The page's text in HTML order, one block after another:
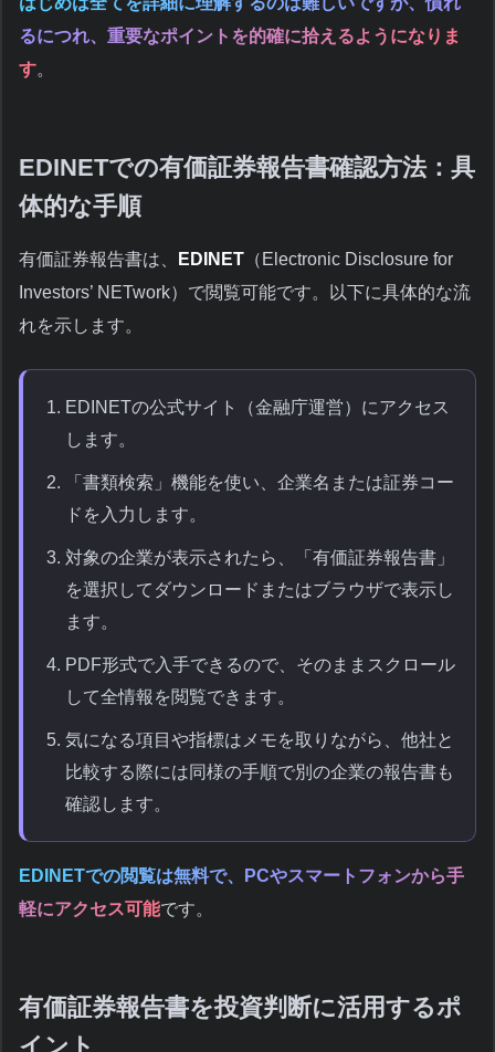
るにつれ、重要なポイントを的確に拾えるようになりま
す。
EDINETでの有価証券報告書確認方法：具
体的な手順
有価証券報告書は、 EDINET （Electronic Disclosure for
Investors’ NETwork）で閲覧可能です。以下に具体的な流
れを示します。
EDINETの公式サイト（金融庁運営）にアクセス
します。
「書類検索」機能を使い、企業名または証券コー
ドを入力します。
対象の企業が表示されたら、「有価証券報告書」
を選択してダウンロードまたはブラウザで表示し
ます。
PDF形式で入手できるので、そのままスクロール
して全情報を閲覧できます。
気になる項目や指標はメモを取りながら、他社と
比較する際には同様の手順で別の企業の報告書も
確認します。
EDINETでの閲覧は無料で、PCやスマートフォンから手
軽にアクセス可能です。
有価証券報告書を投資判断に活用するポ
イント